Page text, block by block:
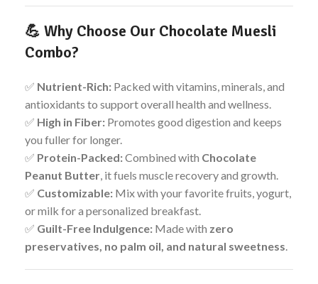
💪 Why Choose Our Chocolate Muesli
Combo?
✅ Nutrient-Rich: Packed with vitamins, minerals, and
antioxidants to support overall health and wellness.
✅ High in Fiber: Promotes good digestion and keeps
you fuller for longer.
✅ Protein-Packed:Combined with Chocolate
Peanut Butter, it fuels muscle recovery and growth.
✅ Customizable: Mix with your favorite fruits, yogurt,
or milk for a personalized breakfast.
✅ Guilt-Free Indulgence: Made with zero
preservatives, no palm oil, and natural sweetness.